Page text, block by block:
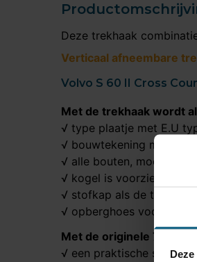
Deze trekhaak
Verticaal afneembare
Volvo S 60 II Cross
Met de trekhaak wordt
√ type plaatje met E.U
√ bouwtekening met
√ alle bouten, moeren en
√ kogel is voorzien van
√ stofkap als de
√ opberghoes voor de
Met de originele 7
√ een praktische schema